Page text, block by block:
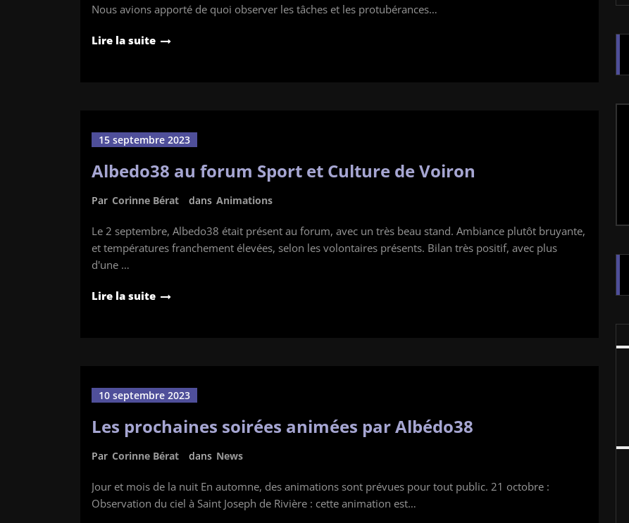
Nous avions apporté de quoi observer les tâches et les protubérances…
Lire la suite
15 septembre 2023
Albedo38 au forum Sport et Culture de Voiron
Par Corinne Bérat dans Animations
Le 2 septembre, Albedo38 était présent au forum, avec un très beau stand. Ambiance plutôt bruyante,
et températures franchement élevées, selon les volontaires présents. Bilan très positif, avec plus
d'une …
Lire la suite
10 septembre 2023
Les prochaines soirées animées par Albédo38
Par Corinne Bérat dans News
Jour et mois de la nuit En automne, des animations sont prévues pour tout public. 21 octobre :
Observation du ciel à Saint Joseph de Rivière : cette animation est…